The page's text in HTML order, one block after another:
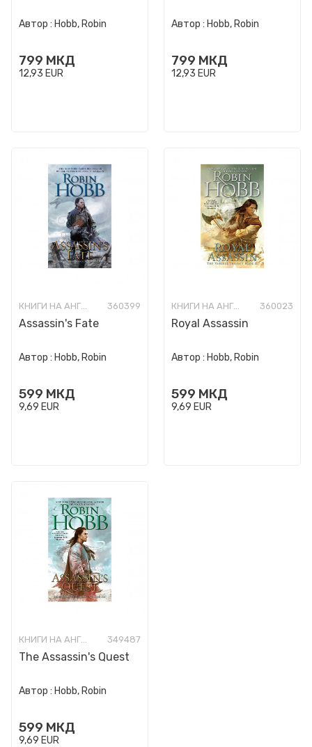
Автор : Hobb, Robin
799 МКД
12,93 EUR
Автор : Hobb, Robin
799 МКД
12,93 EUR
КНИГИ НА АНГЛИСКИ ЈАЗИК 360399
Assassin's Fate
Автор : Hobb, Robin
599 МКД
9,69 EUR
КНИГИ НА АНГЛИСКИ ЈАЗИК 360023
Royal Assassin
Автор : Hobb, Robin
599 МКД
9,69 EUR
КНИГИ НА АНГЛИСКИ ЈАЗИК 349487
The Assassin's Quest
Автор : Hobb, Robin
599 МКД
9,69 EUR